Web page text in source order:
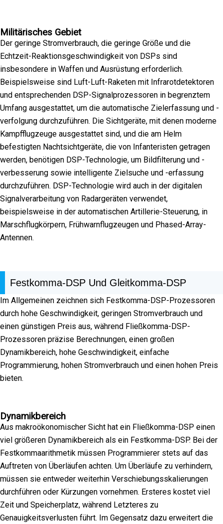
Militärisches Gebiet
Der geringe Stromverbrauch, die geringe Größe und die
Echtzeit-Reaktionsgeschwindigkeit von DSPs sind
insbesondere in Waffen und Ausrüstung erforderlich.
Beispielsweise sind Luft-Luft-Raketen mit Infrarotdetektoren
und entsprechenden DSP-Signalprozessoren in begrenztem
Umfang ausgestattet, um die automatische Zielerfassung und -
verfolgung durchzuführen. Die Sichtgeräte, mit denen moderne
Kampfflugzeuge ausgestattet sind, und die am Helm
befestigten Nachtsichtgeräte, die von Infanteristen getragen
werden, benötigen DSP-Technologie, um Bildfilterung und -
verbesserung sowie intelligente Zielsuche und -erfassung
durchzuführen. DSP-Technologie wird auch in der digitalen
Signalverarbeitung von Radargeräten verwendet,
beispielsweise in der automatischen Artillerie-Steuerung, in
Marschflugkörpern, Frühwarnflugzeugen und Phased-Array-
Antennen.
Festkomma-DSP Und Gleitkomma-DSP
Im Allgemeinen zeichnen sich Festkomma-DSP-Prozessoren
durch hohe Geschwindigkeit, geringen Stromverbrauch und
einen günstigen Preis aus, während Fließkomma-DSP-
Prozessoren präzise Berechnungen, einen großen
Dynamikbereich, hohe Geschwindigkeit, einfache
Programmierung, hohen Stromverbrauch und einen hohen Preis
bieten.
Dynamikbereich
Aus makroökonomischer Sicht hat ein Fließkomma-DSP einen
viel größeren Dynamikbereich als ein Festkomma-DSP. Bei der
Festkommaarithmetik müssen Programmierer stets auf das
Auftreten von Überläufen achten. Um Überläufe zu verhindern,
müssen sie entweder weiterhin Verschiebungsskalierungen
durchführen oder Kürzungen vornehmen. Ersteres kostet viel
Zeit und Speicherplatz, während Letzteres zu
Genauigkeitsverlusten führt. Im Gegensatz dazu erweitert die